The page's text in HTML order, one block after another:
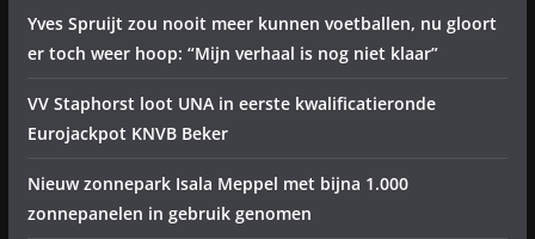
Yves Spruijt zou nooit meer kunnen voetballen, nu gloort
er toch weer hoop: “Mijn verhaal is nog niet klaar”
VV Staphorst loot UNA in eerste kwalificatieronde
Eurojackpot KNVB Beker
Nieuw zonnepark Isala Meppel met bijna 1.000
zonnepanelen in gebruik genomen